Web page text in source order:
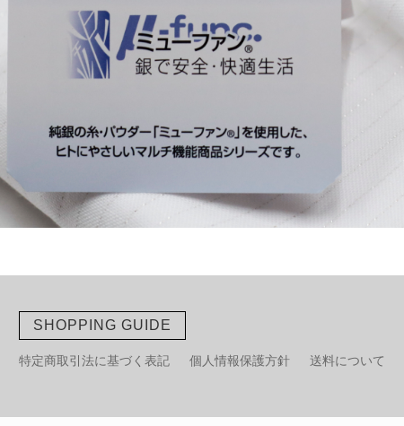
SHOPPING GUIDE
特定商取引法に基づく表記 個人情報保護方針 送料について